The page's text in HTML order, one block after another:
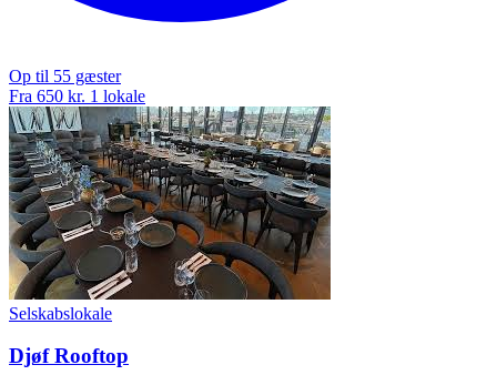
Op til 55 gæster
Fra 650 kr. 1 lokale
Selskabslokale
Djøf Rooftop